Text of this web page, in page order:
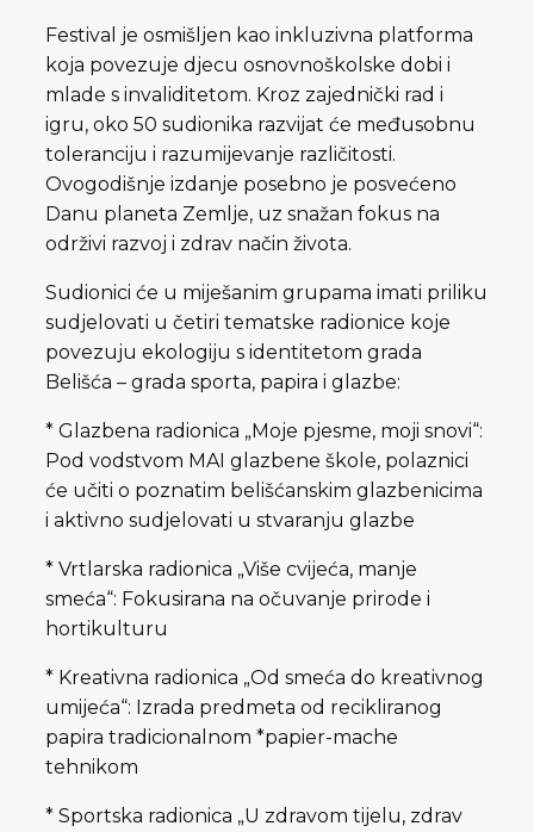
Festival je osmišljen kao inkluzivna platforma
koja povezuje djecu osnovnoškolske dobi i
mlade s invaliditetom. Kroz zajednički rad i
igru, oko 50 sudionika razvijat će međusobnu
toleranciju i razumijevanje različitosti.
Ovogodišnje izdanje posebno je posvećeno
Danu planeta Zemlje, uz snažan fokus na
održivi razvoj i zdrav način života.
Sudionici će u miješanim grupama imati priliku
sudjelovati u četiri tematske radionice koje
povezuju ekologiju s identitetom grada
Belišća – grada sporta, papira i glazbe:
* Glazbena radionica „Moje pjesme, moji snovi“:
Pod vodstvom MAI glazbene škole, polaznici
će učiti o poznatim belišćanskim glazbenicima
i aktivno sudjelovati u stvaranju glazbe
* Vrtlarska radionica „Više cvijeća, manje
smeća“: Fokusirana na očuvanje prirode i
hortikulturu
* Kreativna radionica „Od smeća do kreativnog
umijeća“: Izrada predmeta od recikliranog
papira tradicionalnom *papier-mache
tehnikom
* Sportska radionica „U zdravom tijelu, zdrav